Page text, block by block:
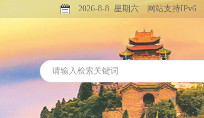
2026-8-8 星期六 网站支持IPv6